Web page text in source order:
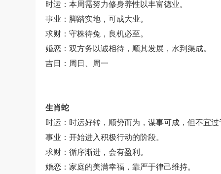
时运：本周需努力修身养性以丰富德业。
事业：脚踏实地，可成大业。
求财：守株待兔，良机必至。
婚恋：双方务以诚相待，顺其发展，水到渠成。
吉日：周日、周一
生肖蛇
时运：时运好转，顺势而为，谋事可成，但不宜
事业：开始进入积极行动的阶段。
求财：循序渐进，会有盈利。
婚恋：家庭的美满幸福，靠严于律己维持。